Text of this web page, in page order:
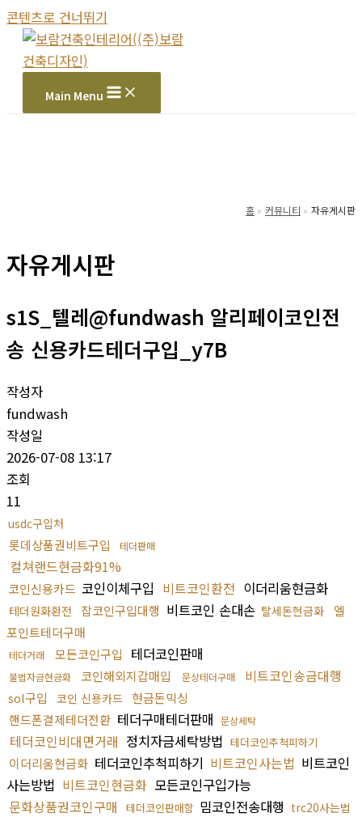
콘텐츠로 건너뛰기
Main Menu
홈 커뮤니티 자유게시판
자유게시판
s1S_텔레@fundwash 알리페이코인전
송 신용카드테더구입_y7B
작성자
fundwash
작성일
2026-07-08 13:17
조회
11
usdc구입처
롯데상품권비트구입 테더판매
컬쳐랜드현금화91%
코인신용카드 코인이체구입 비트코인환전 이더리움현금화
테더원화환전 잡코인구입대행 비트코인 손대손 탈세돈현금화
엘
포인트테더구매
테더거래 모든코인구입 테더코인판매
불법자금현금화 코인해외지갑매입 문상테더구매 비트코인송금대행
sol구입 코인 신용카드 현금돈믹싱
핸드폰결제테더전환 테더구매테더판매 문상세탁
테더코인비대면거래 정치자금세탁방법 테더코인추척피하기
이더리움현금화 테더코인추척피하기 비트코인사는법 비트코인
사는방법 비트코인현금화 모든코인구입가능
문화상품권코인구매
테더코인판매함 밈코인전송대행 trc20사는법